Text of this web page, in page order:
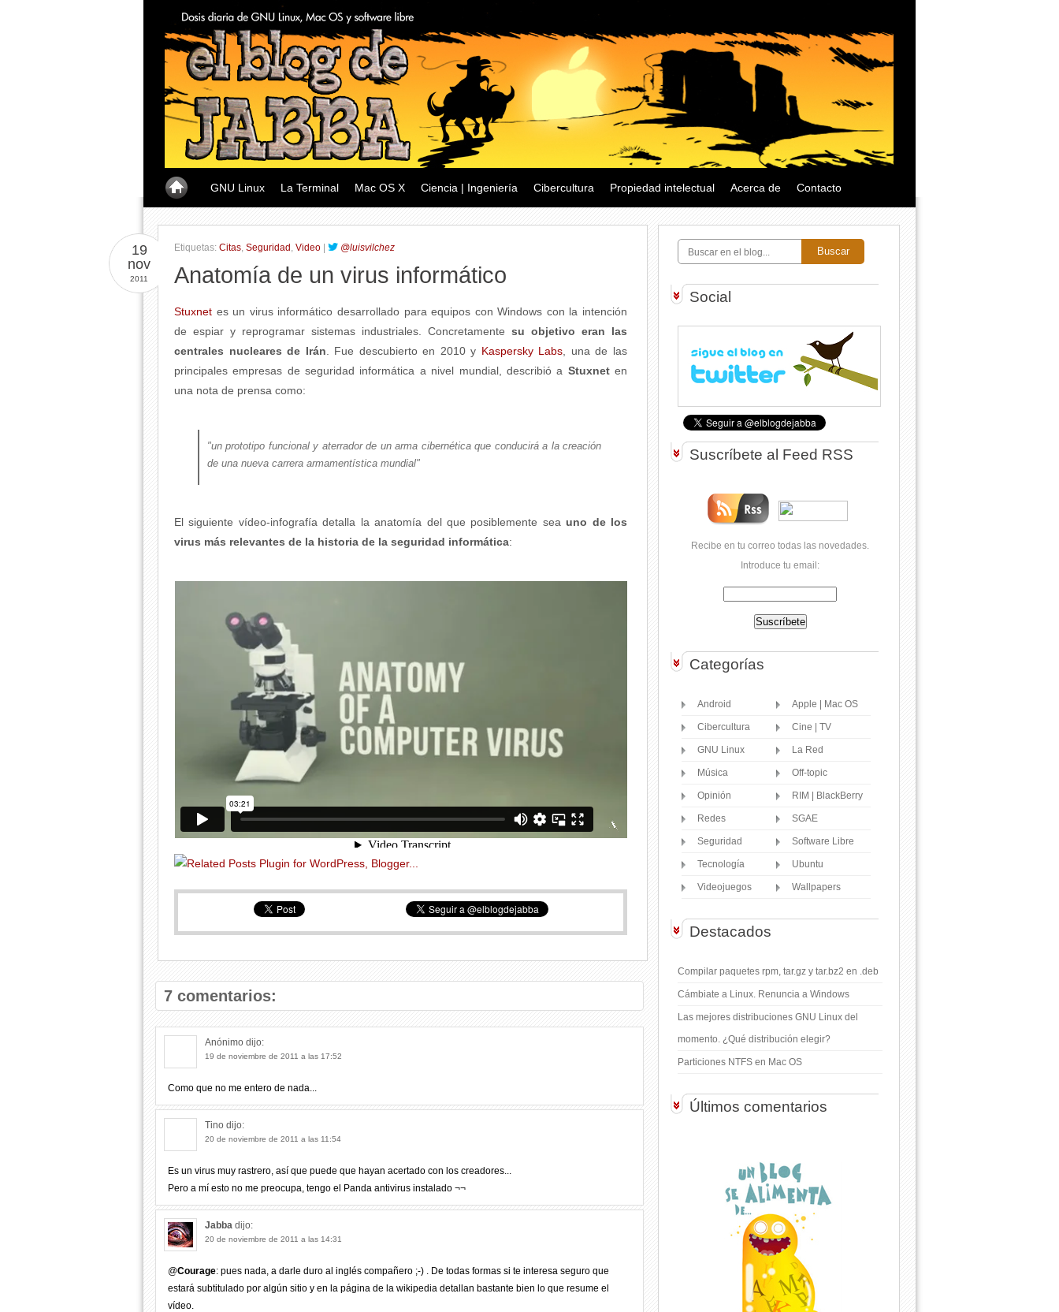
GNU Linux La Terminal Mac OS X Ciencia | Ingeniería Cibercultura Propiedad intelectual Acerca de Contacto
Etiquetas: Citas, Seguridad , Video @luisvilchez
19
nov
2011 Anatomía de un virus informático
Stuxnet es un virus informático desarrollado para equipos con Windows con la intención
de espiar y reprogramar sistemas industriales. Concretamente su objetivo eran las
centrales nucleares de Irán . Fue descubierto en 2010 y Kaspersky Labs , una de las
principales empresas de seguridad informática a nivel mundial, describió a Stuxneten
una nota de prensa como:
"un prototipo funcional y aterrador de un arma cibernética que conducirá a la creación
de una nueva carrera armamentística mundial"
El siguiente vídeo-infografía detalla la anatomía del que posiblemente sea uno de los
virus más relevantes de la historia de la seguridad informática:
7 comentarios:
Anónimo dijo:
19 de noviembre de 2011 a las 17:52
Como que no me entero de nada...
Tino dijo:
20 de noviembre de 2011 a las 11:54
Es un virus muy rastrero, así que puede que hayan acertado con los creadores...
Pero a mí esto no me preocupa, tengo el Panda antivirus instalado ¬¬
Jabba dijo:
20 de noviembre de 2011 a las 14:31
@Courage: pues nada, a darle duro al inglés compañero ;-) . De todas formas si te interesa seguro que
estará subtitulado por algún sitio y en la página de la wikipedia detallan bastante bien lo que resume el
vídeo.
Buscar
Social
Suscríbete al Feed RSS
Recibe en tu correo todas las novedades.
Introduce tu email:
Categorías
Android Apple | Mac OS
Cibercultura Cine | TV
GNU Linux La Red
Música Off-topic
Opinión RIM | BlackBerry
Redes SGAE
Seguridad Software Libre
Tecnología Ubuntu
Videojuegos Wallpapers
Destacados
Compilar paquetes rpm, tar.gz y tar.bz2 en .deb
Cámbiate a Linux. Renuncia a Windows
Las mejores distribuciones GNU Linux del
momento. ¿Qué distribución elegir?
Particiones NTFS en Mac OS
Últimos comentarios